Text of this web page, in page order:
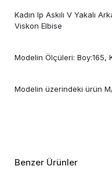
Kadın Ip Askılı V Yakalı
Viskon Elbise
Modelin Ölçüleri: Boy:165,
Modelin üzerindeki ürün
Benzer Ürünler